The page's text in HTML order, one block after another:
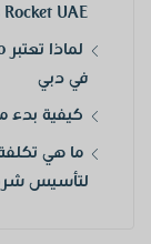
UAE!
في دبي
كيفية بدء
ما هي
لتأسيس